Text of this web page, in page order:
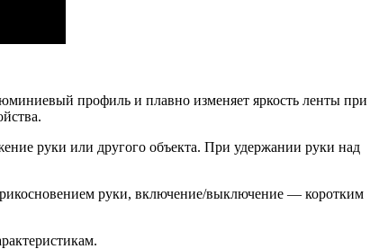
профиль и плавно изменяет яркость ленты при
руки или другого объекта. При удержании руки над
руки, включение/выключение — коротким